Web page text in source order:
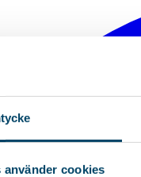
använder cookies